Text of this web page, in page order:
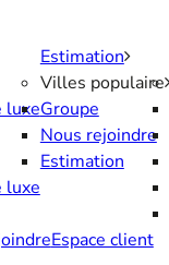
luxe
luxe
Estimation
Villes populaire
Groupe
Nous rejoindre
Estimation
Espace client